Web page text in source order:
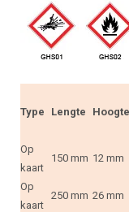
Type Lengte Hoogte
Op
kaart
150 mm 12 mm
Op
kaart
250 mm 26 mm